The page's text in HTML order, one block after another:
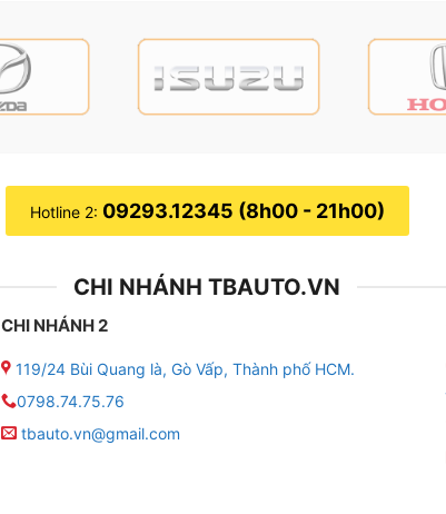
Hotline 2: 09293.12345 (8h00 - 21h00)
CHI NHÁNH TBAUTO.VN
CHI NHÁNH 2
119/24 Bùi Quang là, Gò Vấp, Thành phố HCM.
0798.74.75.76
tbauto.vn@gmail.com